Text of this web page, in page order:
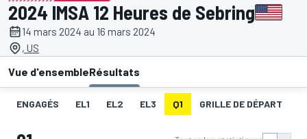
présenté par
2024 IMSA 12 Heures de Sebring
14 mars 2024 au 16 mars 2024
, US
Vue d'ensembleRésultats
ENGAGÉS EL1 EL2 EL3 Q1 GRILLE DE DÉPART